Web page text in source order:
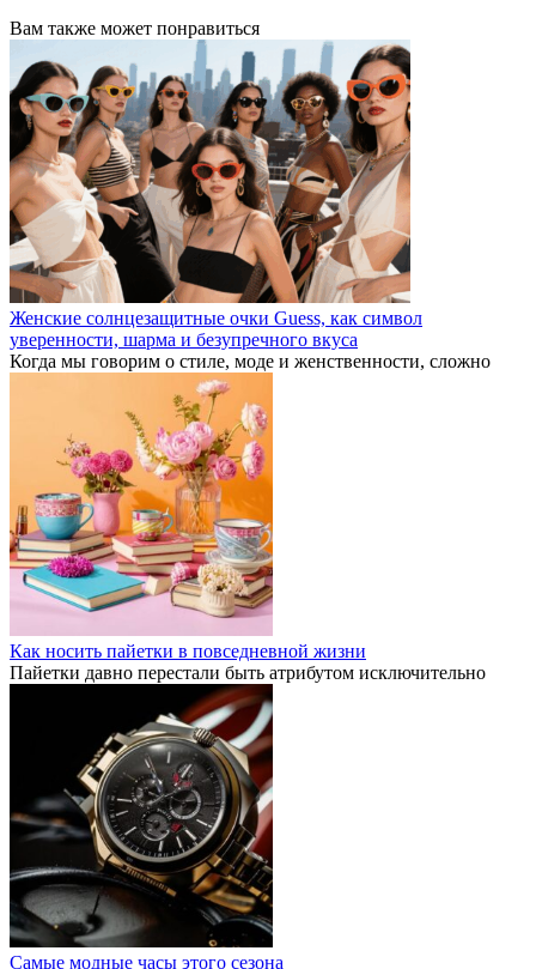
Вам также может понравиться
Женские солнцезащитные очки Guess, как символ
уверенности, шарма и безупречного вкуса
Когда мы говорим о стиле, моде и женственности, сложно
Как носить пайетки в повседневной жизни
Пайетки давно перестали быть атрибутом исключительно
Самые модные часы этого сезона